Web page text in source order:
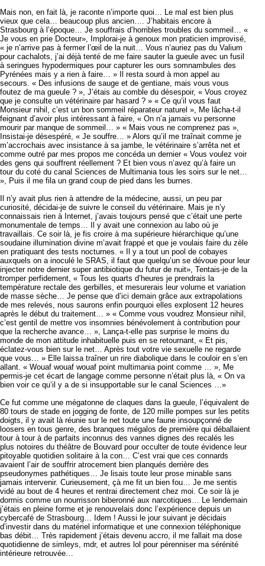
Mais non, en fait là, je raconte n’importe quoi… Le mal est bien plus
vieux que cela… beaucoup plus ancien…. J’habitais encore à
Strasbourg à l’époque… Je souffrais d’horribles troubles du sommeil… «
Je vous en prie Docteur», Implorai-je à genoux mon praticien improvisé,
« je n’arrive pas à fermer l’œil de la nuit… Vous n’auriez pas du Valium
pour cachalots, j’ai déjà tenté de me faire sauter la gueule avec un fusil
à seringues hypodermiques pour capturer les ours somnambules des
Pyrénées mais y a rien à faire… » Il resta sourd à mon appel au
secours. « Des infusions de sauge et de gentiane, mais vous vous
foutez de ma gueule ? », J’étais au comble du désespoir, « Vous croyez
que je consulte un vétérinaire par hasard ? » « Ce qu’il vous faut
Monsieur nihil, c’est un bon sommeil réparateur naturel », Me lâcha-t-il
feignant d’avoir plus intéressant à faire, « On n’a jamais vu personne
mourir par manque de sommeil… » « Mais vous ne comprenez pas »,
Insistai-je désespéré, « Je souffre… » Alors qu’il me traînait comme je
m’accrochais avec insistance à sa jambe, le vétérinaire s’arrêta net et
comme outré par mes propos me concéda un dernier « Vous voulez voir
des gens qui souffrent réellement ? Et bien vous n’avez qu’à faire un
tour du coté du canal Sciences de Multimania tous les soirs sur le net…
», Puis il me fila un grand coup de pied dans les burnes.
Il n’y avait plus rien à attendre de la médecine, aussi, un peu par
curiosité, décidai-je de suivre le conseil du vétérinaire. Mais je n’y
connaissais rien à Internet, j’avais toujours pensé que c’était une perte
monumentale de temps… Il y avait une connexion au labo où je
travaillais. Ce soir là, je fis croire à ma supérieure hiérarchique qu’une
soudaine illumination divine m’avait frappé et que je voulais faire du zèle
en pratiquant des tests nocturnes. « Il y a tout un pool de cobayes
auxquels on a inoculé le SRAS, il faut que quelqu’un se dévoue pour leur
injecter notre dernier super antibiotique du futur de nuit», Tentais-je de la
tromper perfidement, « Tous les quarts d’heures je prendrais la
température rectale des gerbilles, et mesurerais leur volume et variation
de masse sèche… Je pense que d’ici demain grâce aux extrapolations
de mes relevés, nous saurons enfin pourquoi elles explosent 12 heures
après le début du traitement… » « Comme vous voudrez Monsieur nihil,
c’est gentil de mettre vos insomnies bénévolement à contribution pour
que la recherche avance… », Lança-t-elle pas surprise le moins du
monde de mon attitude inhabituelle puis en se retournant, « Et pis,
éclatez-vous bien sur le net… Après tout votre vie sexuelle ne regarde
que vous… » Elle laissa traîner un rire diabolique dans le couloir en s’en
allant. « Wouaf wouaf wouaf point multimania point comme … », Me
permis-je cet écart de langage comme personne n’était plus là, « On va
bien voir ce qu’il y a de si insupportable sur le canal Sciences …»
Ce fut comme une mégatonne de claques dans la gueule, l’équivalent de
80 tours de stade en jogging de fonte, de 120 mille pompes sur les petits
doigts, il y avait là réunie sur le net toute une faune insoupçonné de
loosers en tous genre, des branques mégalos de première qui déballaient
tour à tour à de parfaits inconnus des vannes dignes des recalés les
plus notoires du théâtre de Bouvard pour occulter de toute évidence leur
pitoyable quotidien solitaire à la con… C’est vrai que ces connards
avaient l’air de souffrir atrocement bien planqués derrière des
pseudonymes pathétiques… Je lisais toute leur prose minable sans
jamais intervenir. Curieusement, çà me fit un bien fou… Je me sentis
vidé au bout de 4 heures et rentrai directement chez moi. Ce soir là je
dormis comme un nourrisson biberonné aux narcotiques… Le lendemain
j’étais en pleine forme et je renouvelais donc l’expérience depuis un
cybercafé de Strasbourg… Idem ! Aussi le jour suivant je décidais
d’investir dans du matériel informatique et une connexion téléphonique
bas débit… Très rapidement j’étais devenu accro, il me fallait ma dose
quotidienne de simleys, mdr, et autres lol pour pérenniser ma sérénité
intérieure retrouvée…